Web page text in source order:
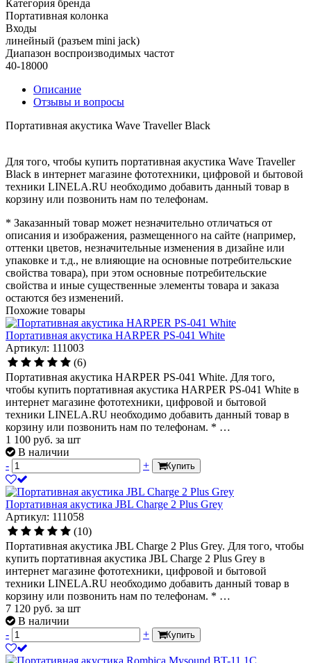
Категория бренда
Портативная колонка
Входы
линейный (разъем mini jack)
Диапазон воспроизводимых частот
40-18000
Описание
Отзывы и вопросы
Портативная акустика Wave Traveller Black
Для того, чтобы купить портативная акустика Wave Traveller
Black в интернет магазине фототехники, цифровой и бытовой
техники LINELA.RU необходимо добавить данный товар в
корзину или позвонить нам по телефонам.
* Заказанный товар может незначительно отличаться от
описания и изображения, размещенного на сайте (например,
оттенки цветов, незначительные изменения в дизайне или
упаковке и т.д., не влияющие на основные потребительские
свойства товара), при этом основные потребительские
свойства и иные существенные элементы товара и заказа
остаются без изменений.
Похожие товары
Портативная акустика HARPER PS-041 White
Артикул: 111003
(6)
Портативная акустика HARPER PS-041 White. Для того,
чтобы купить портативная акустика HARPER PS-041 White в
интернет магазине фототехники, цифровой и бытовой
техники LINELA.RU необходимо добавить данный товар в
корзину или позвонить нам по телефонам. * …
1 100 руб. за шт
В наличии
-
+ Купить
Портативная акустика JBL Charge 2 Plus Grey
Артикул: 111058
(10)
Портативная акустика JBL Charge 2 Plus Grey. Для того, чтобы
купить портативная акустика JBL Charge 2 Plus Grey в
интернет магазине фототехники, цифровой и бытовой
техники LINELA.RU необходимо добавить данный товар в
корзину или позвонить нам по телефонам. * …
7 120 руб. за шт
В наличии
-
+ Купить